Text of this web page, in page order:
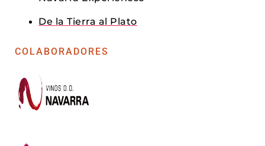
De la Tierra al Plato
COLABORADORES